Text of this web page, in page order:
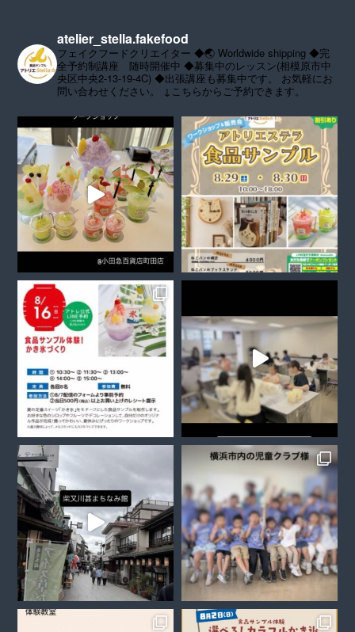
atelier_stella.fakefood
フェイクフードクリエイター ◆🌏 Worldwide shipping◆完
全予約制講座 随時開催中 ◆募集中のレッスン(相模原市中
央区中央2-13-19-4C) ◆出張講座も募集中です。
お気軽にお
問い合わせください。
↓こちらからご予約できます。